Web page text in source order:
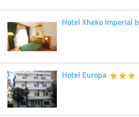
Hotel Xheko Imperial b
Hotel Europa